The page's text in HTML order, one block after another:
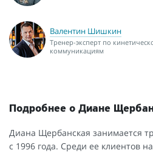
Валентин Шишкин
Тренер-эксперт по
коммуникациям
Подробнее о Диане
Диана Щербанская занимается
с 1996 года. Среди ее клиентов